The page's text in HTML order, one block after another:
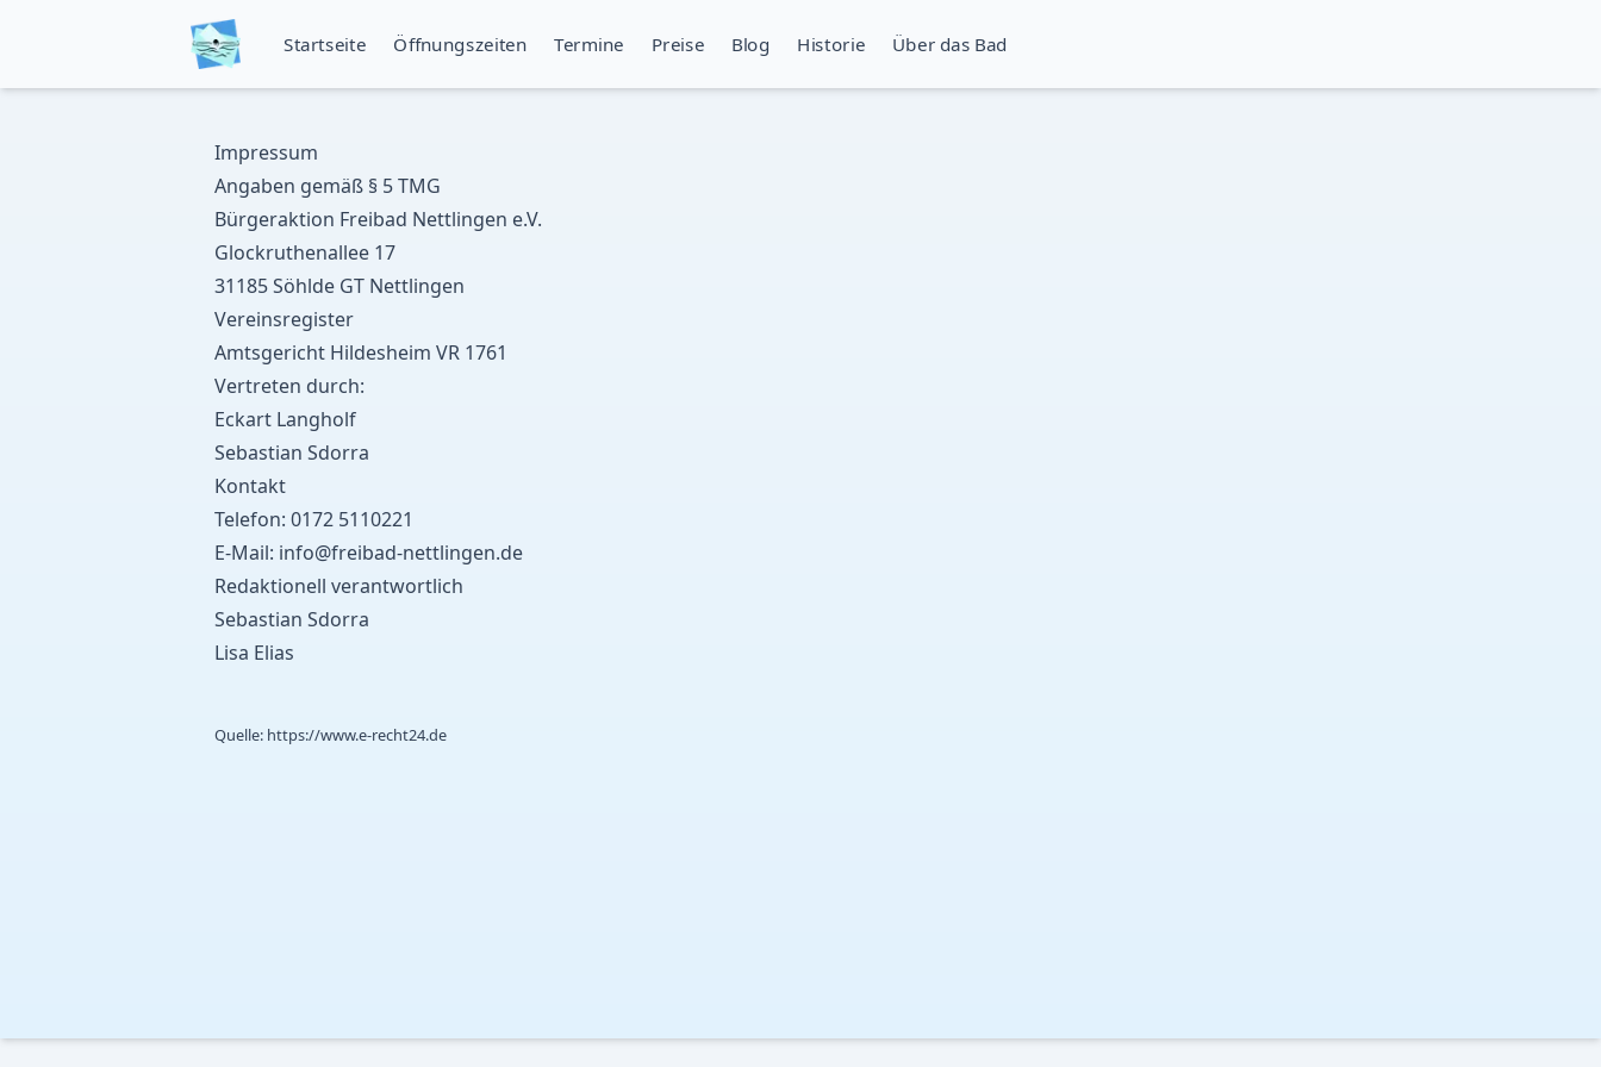
Startseite Öffnungszeiten Termine Preise Blog Historie Über das Bad
Impressum
Angaben gemäß § 5 TMG
Bürgeraktion Freibad Nettlingen e.V.
Glockruthenallee 17
31185 Söhlde GT Nettlingen
Vereinsregister
Amtsgericht Hildesheim VR 1761
Vertreten durch:
Eckart Langholf
Sebastian Sdorra
Kontakt
Telefon: 0172 5110221
E-Mail: info@freibad-nettlingen.de
Redaktionell verantwortlich
Sebastian Sdorra
Lisa Elias
Quelle: https://www.e-recht24.de